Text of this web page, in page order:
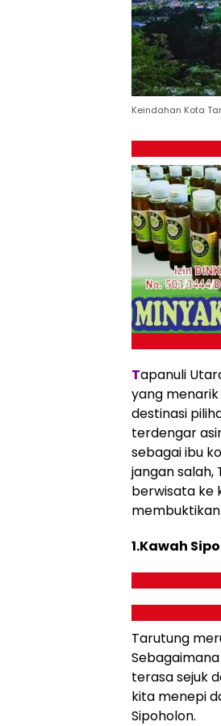
Keindahan Kota
Tapanuli
yang
destinasi
terdengar
sebagai ibu
jangan
berwisata ke
1.Kawah
Tarutung
terasa sejuk
kita menepi
Sipoholon.